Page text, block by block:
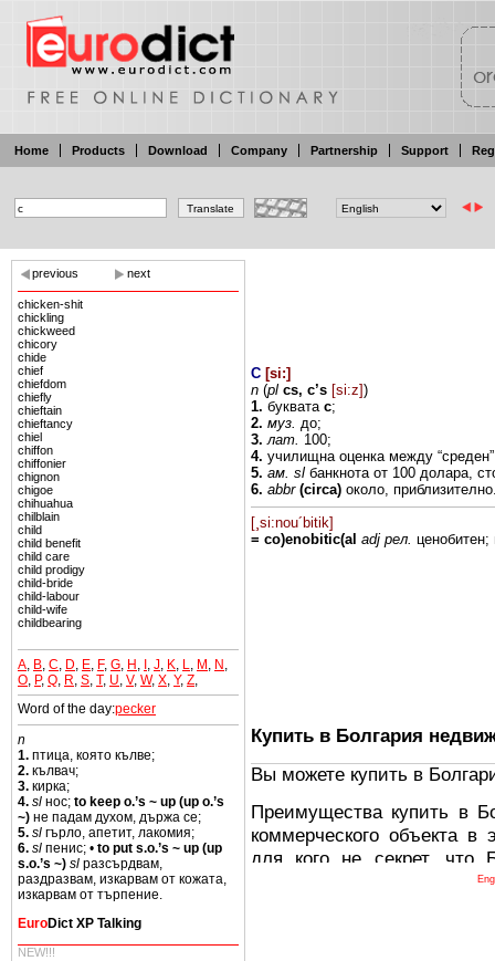
Home Products Download Company Partnership Support
previous next
chicken-shit
chickling
chickweed
chicory
chide
chief
chiefdom
chiefly
chieftain
chieftancy
chiel
chiffon
chiffonier
chignon
chigoe
chihuahua
chilblain
child
child benefit
child care
child prodigy
child-bride
child-labour
child-wife
childbearing
A B C D E F, G H I J K L M N
O P, Q R S T, U V, W, X Y, Z
Word of the day:pecker
n
1. птица, която кълве;
2. кълвач;
3. кирка;
4. sl нос; to keep o.’s ~ up (up o.’s
~) не падам духом, държа се;
5. sl гърло, апетит, лакомия;
6. sl пенис; • to put s.o.’s ~ up (up
s.o.’s ~) sl разсърдвам,
раздразвам, изкарвам от кожата,
изкарвам от търпение.
EuroDict XP Talking
NEW!!!
C [si:]
n (pl cs, c’s [si:z])
1. буквата с;
2. муз. до;
3. лат. 100;
4. училищна оценка между
5. ам. sl банкнота от 100 долара,
6. abbr (circa) около,
[¸si:nou´bitik]
= co)enobitic(al adj рел.
Купить в Болгария
Вы можете купить в
Преимущества купить в
коммерческого объекта
для кого не секрет, что
древних и прекрасных